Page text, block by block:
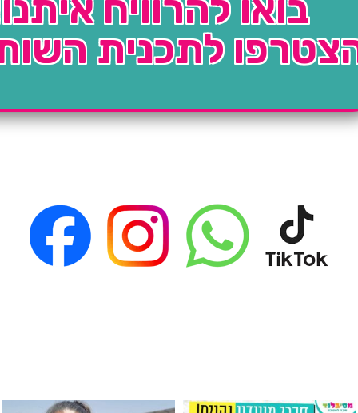
בואו להרוויח
לתכנית
מין העובר רק במסיבלנד !! קיים
כוס נירוסטה ענקית שכול אחד צריך! קיימת באתר
המוצר הכי מבוקש